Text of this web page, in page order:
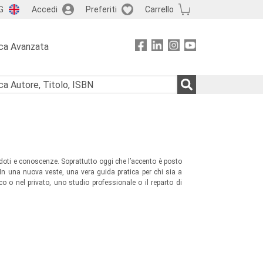
Accedi Preferiti Carrello
Avanzata
e conoscenze. Soprattutto oggi che l’accento è posto
una nuova veste, una vera guida pratica per chi sia a
o nel privato, uno studio professionale o il reparto di